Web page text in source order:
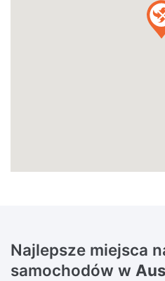
Najlepsze miejsca
samochodów w